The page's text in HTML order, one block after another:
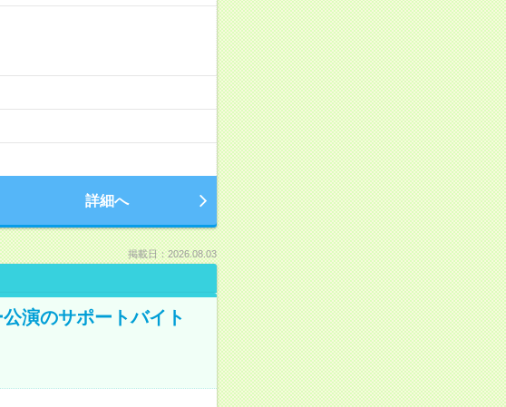
詳細へ
掲載日：2026.08.03
演のサポートバイト